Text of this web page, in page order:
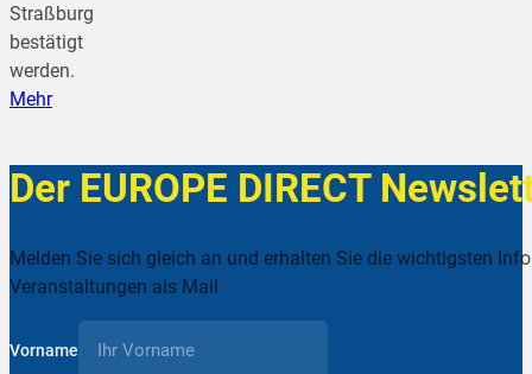
Straßburg
bestätigt
werden.
Mehr
Der EUROPE DIRECT
Melden Sie sich gleich an und erhalten Sie die wichtigsten
Veranstaltungen als Mail
Vorname